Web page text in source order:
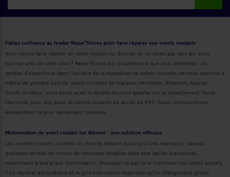
Faites confiance au leader Repar’Stores pour faire réparer vos volets roulants
Vous voulez faire réparer un volet roulant sur Bihorel, et ne savez pas vers qui vous
tourner près de chez vous ? Repar’Stores est le partenaire que vous attendiez : dix
années d’expérience dans l’univers de la réparation de volets roulants, et nous sommes à
même de prendre soin de volets roulants de marques Vendôme, Atlantem, Deprat,
Somfy, Profalux. Vous aurez aussi la faculté de nous appeler sur le département Seine-
Maritime, pour une pose de volets roulants en alu ou en PVC. Nous interviendrons
évidemment le plus rapidement possible.
Motorisation de volet roulant sur Bihorel : une solution efficace
Les premiers volets roulants du marché étaient pourvus d’une manivelle : depuis
quelques années on trouve de nouveaux modèles bien plus faciles à employer,
notamment grâce à leur motorisation. Pourquoi ne pas faire motoriser vos volets actuels
? Le résultat est pratique et le prix bien moins important qu’un changement global.